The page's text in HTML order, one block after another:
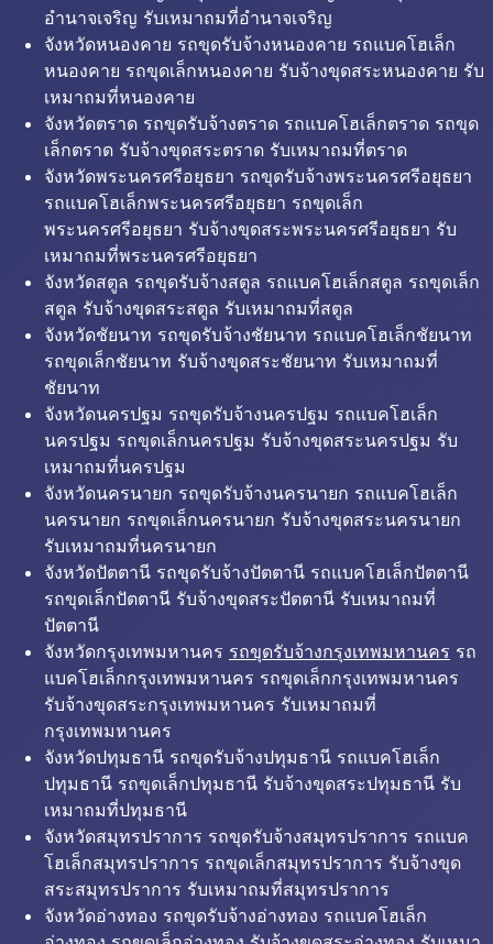
อำนาจเจริญ รับเหมาถมที่อำนาจเจริญ
จังหวัดหนองคาย รถขุดรับจ้างหนองคาย รถแบคโฮเล็ก
หนองคาย รถขุดเล็กหนองคาย รับจ้างขุดสระหนองคาย รับ
เหมาถมที่หนองคาย
จังหวัดตราด รถขุดรับจ้างตราด รถแบคโฮเล็กตราด รถขุด
เล็กตราด รับจ้างขุดสระตราด รับเหมาถมที่ตราด
จังหวัดพระนครศรีอยุธยา รถขุดรับจ้างพระนครศรีอยุธยา
รถแบคโฮเล็กพระนครศรีอยุธยา รถขุดเล็ก
พระนครศรีอยุธยา รับจ้างขุดสระพระนครศรีอยุธยา รับ
เหมาถมที่พระนครศรีอยุธยา
จังหวัดสตูล รถขุดรับจ้างสตูล รถแบคโฮเล็กสตูล รถขุดเล็ก
สตูล รับจ้างขุดสระสตูล รับเหมาถมที่สตูล
จังหวัดชัยนาท รถขุดรับจ้างชัยนาท รถแบคโฮเล็กชัยนาท
รถขุดเล็กชัยนาท รับจ้างขุดสระชัยนาท รับเหมาถมที่
ชัยนาท
จังหวัดนครปฐม รถขุดรับจ้างนครปฐม รถแบคโฮเล็ก
นครปฐม รถขุดเล็กนครปฐม รับจ้างขุดสระนครปฐม รับ
เหมาถมที่นครปฐม
จังหวัดนครนายก รถขุดรับจ้างนครนายก รถแบคโฮเล็ก
นครนายก รถขุดเล็กนครนายก รับจ้างขุดสระนครนายก
รับเหมาถมที่นครนายก
จังหวัดปัตตานี รถขุดรับจ้างปัตตานี รถแบคโฮเล็กปัตตานี
รถขุดเล็กปัตตานี รับจ้างขุดสระปัตตานี รับเหมาถมที่
ปัตตานี
จังหวัดกรุงเทพมหานคร รถขุดรับจ้างกรุงเทพมหานคร รถ
แบคโฮเล็กกรุงเทพมหานคร รถขุดเล็กกรุงเทพมหานคร
รับจ้างขุดสระกรุงเทพมหานคร รับเหมาถมที่
กรุงเทพมหานคร
จังหวัดปทุมธานี รถขุดรับจ้างปทุมธานี รถแบคโฮเล็ก
ปทุมธานี รถขุดเล็กปทุมธานี รับจ้างขุดสระปทุมธานี รับ
เหมาถมที่ปทุมธานี
จังหวัดสมุทรปราการ รถขุดรับจ้างสมุทรปราการ รถแบค
โฮเล็กสมุทรปราการ รถขุดเล็กสมุทรปราการ รับจ้างขุด
สระสมุทรปราการ รับเหมาถมที่สมุทรปราการ
จังหวัดอ่างทอง รถขุดรับจ้างอ่างทอง รถแบคโฮเล็ก